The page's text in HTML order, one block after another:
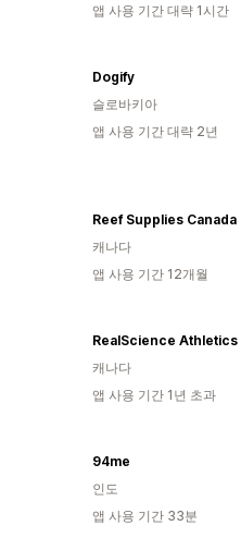
앱 사용 기간 대략 1시간
Dogify
슬로바키아
앱 사용 기간 대략 2년
Reef Supplies Canada
캐나다
앱 사용 기간 12개월
RealScience Athletics
캐나다
앱 사용 기간 1년 초과
94me
인도
앱 사용 기간 33분